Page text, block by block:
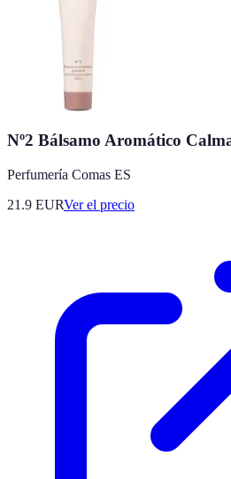
Nº2 Bálsamo Aromático
Perfumería Comas ES
21.9 EURVer el precio